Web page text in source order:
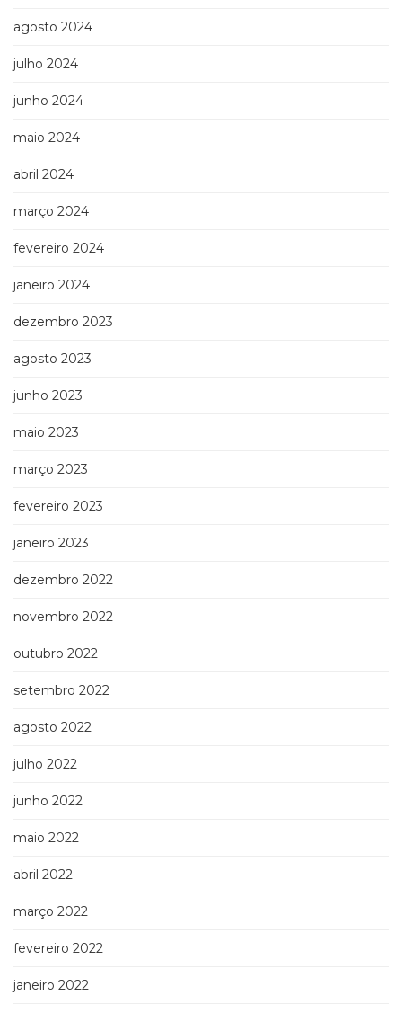
agosto 2024
julho 2024
junho 2024
maio 2024
abril 2024
março 2024
fevereiro 2024
janeiro 2024
dezembro 2023
agosto 2023
junho 2023
maio 2023
março 2023
fevereiro 2023
janeiro 2023
dezembro 2022
novembro 2022
outubro 2022
setembro 2022
agosto 2022
julho 2022
junho 2022
maio 2022
abril 2022
março 2022
fevereiro 2022
janeiro 2022